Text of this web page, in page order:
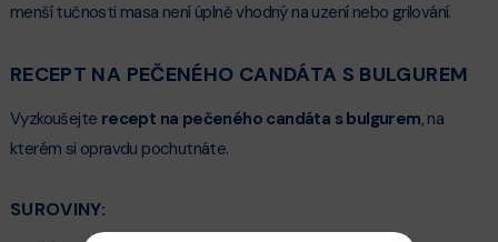
menší tučnosti masa není úplně vhodný na uzení nebo grilování.
RECEPT NA PEČENÉHO CANDÁTA S BULGUREM
Vyzkoušejte recept na pečeného candáta s bulgurem, na
kterém si opravdu pochutnáte.
SUROVINY: